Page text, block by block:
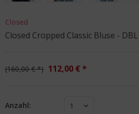
Closed
Closed Cropped Classic Bluse - DBL
160,00 € * 112,00 € *
Anzahl: 1